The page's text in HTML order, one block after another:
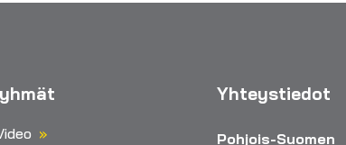
Yhteystiedot
Pohjois-Suomen